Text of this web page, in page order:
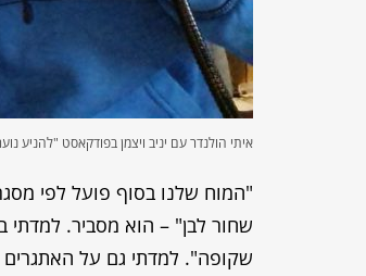
איתי הולנדר עם יניב ויצמן בפודקאסט "להניע
"המוח שלנו בסוף פועל לפי
שחור לבן" – הוא מסביר. למדתי
שקופה". למדתי גם על